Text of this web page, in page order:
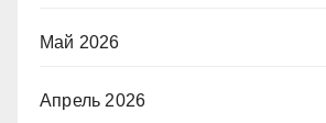
Май 2026
Апрель 2026